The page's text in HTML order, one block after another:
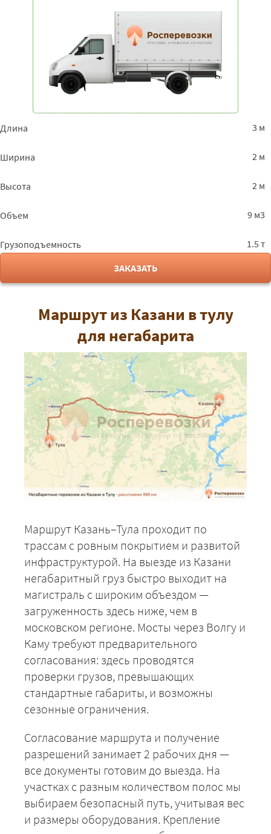
Длина 3 м
Ширина 2 м
Высота 2 м
Объем 9 м3
Грузоподъемность
1.5 т
ЗАКАЗАТЬ
Маршрут из Казани в тулу
для негабарита
Маршрут Казань–Тула проходит по
трассам с ровным покрытием и развитой
инфраструктурой. На выезде из Казани
негабаритный груз быстро выходит на
магистраль с широким объездом —
загруженность здесь ниже, чем в
московском регионе. Мосты через Волгу и
Каму требуют предварительного
согласования: здесь проводятся
проверки грузов, превышающих
стандартные габариты, и возможны
сезонные ограничения.
Согласование маршрута и получение
разрешений занимает 2 рабочих дня —
все документы готовим до выезда. На
участках с разным количеством полос мы
выбираем безопасный путь, учитывая вес
и размеры оборудования. Крепление
+7 (499) 520-05-23